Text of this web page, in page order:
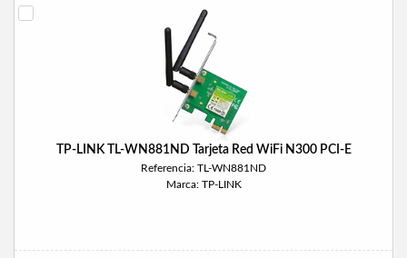
TP-LINK TL-WN881ND Tarjeta Red WiFi N300 PCI-E
Referencia: TL-WN881ND
Marca: TP-LINK